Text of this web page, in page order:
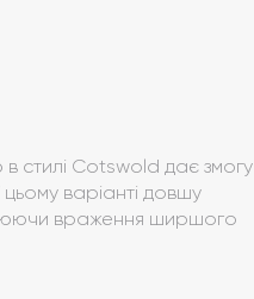
стилі Cotswold дає змогу
варіанті довшу
враження ширшого